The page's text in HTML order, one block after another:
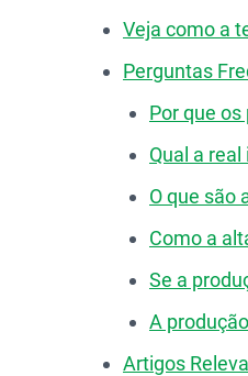
Veja como a
Perguntas
Por que
Qual a
O que são
Como a
Se a
A
Artigos